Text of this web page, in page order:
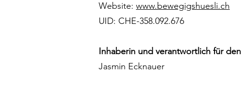
Website: www.bewegigshuesli.ch
UID: CHE-358.092.676
Inhaberin und verantwortlich für
Jasmin Ecknauer